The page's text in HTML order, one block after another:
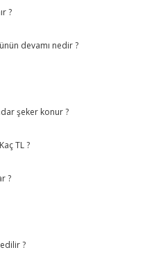
?
devamı nedir ?
şeker konur ?
TL ?
?
?